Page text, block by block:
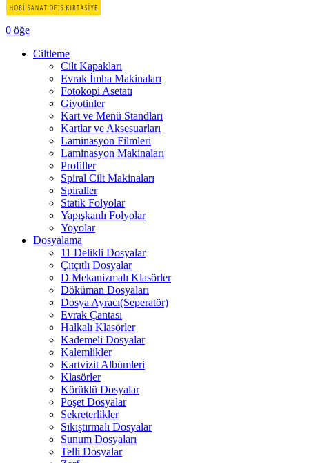
0 öğe
Ciltleme
Cilt Kapakları
Evrak İmha Makinaları
Fotokopi Asetatı
Giyotinler
Kart ve Menü Standları
Kartlar ve Aksesuarları
Laminasyon Filmleri
Laminasyon Makinaları
Profiller
Spiral Cilt Makinaları
Spiraller
Statik Folyolar
Yapışkanlı Folyolar
Yoyolar
Dosyalama
11 Delikli Dosyalar
Çıtçıtlı Dosyalar
D Mekanizmalı Klasörler
Döküman Dosyaları
Dosya Ayracı(Seperatör)
Evrak Çantası
Halkalı Klasörler
Kademeli Dosyalar
Kalemlikler
Kartvizit Albümleri
Klasörler
Körüklü Dosyalar
Poşet Dosyalar
Sekreterlikler
Sıkıştırmalı Dosyalar
Sunum Dosyaları
Telli Dosyalar